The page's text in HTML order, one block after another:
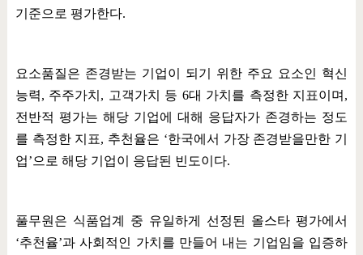
기준으로 평가한다.
요소품질은 존경받는 기업이 되기 위한 주요 요소인 혁신
능력, 주주가치 , 고객가치 등 6대 가치를 측정한 지표이며 ,
전반적 평가는 해당 기업에 대해 응답자가 존경하는 정도
를 측정한 지표, 추천율은 ‘한국에서 가장 존경받을만한 기
업’으로 해당 기업이 응답된 빈도이다.
풀무원은 식품업계 중 유일하게 선정된 올스타 평가에서
‘추천율’과 사회적인 가치를 만들어 내는 기업임을 입증하